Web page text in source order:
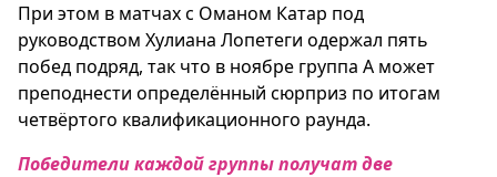
При этом в матчах с Оманом Катар под
руководством Хулиана Лопетеги одержал пять
побед подряд, так что в ноябре группа А может
преподнести определённый сюрприз по итогам
четвёртого квалификационного раунда.
Победители каждой группы получат две